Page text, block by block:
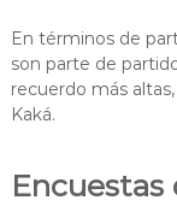
En términos de
son parte de
recuerdo más
Kaká.
Encuestas